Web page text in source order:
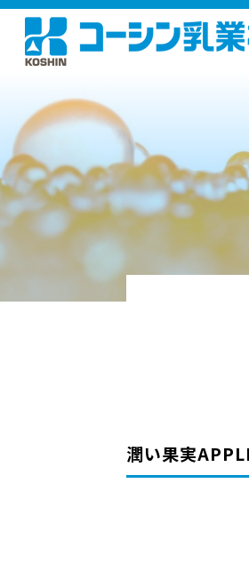
潤い果実